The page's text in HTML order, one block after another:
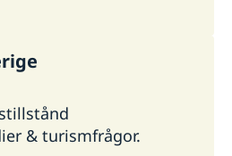
& turismfrågor.